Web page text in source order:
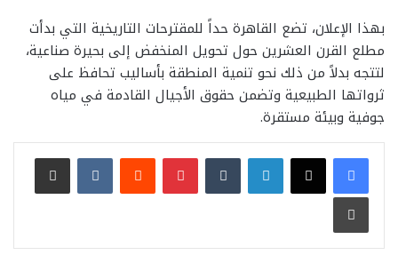
بهذا الإعلان، تضع القاهرة حداً للمقترحات التاريخية التي بدأت
مطلع القرن العشرين حول تحويل المنخفض إلى بحيرة صناعية،
لتتجه بدلاً من ذلك نحو تنمية المنطقة بأساليب تحافظ على
ثرواتها الطبيعية وتضمن حقوق الأجيال القادمة في مياه
جوفية وبيئة مستقرة.
لينكدإن بينتيريست
مشاركة عبر البريد
طباعة